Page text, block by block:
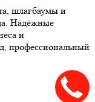
шлагбаумы и
Надёжные
и
профессиональный